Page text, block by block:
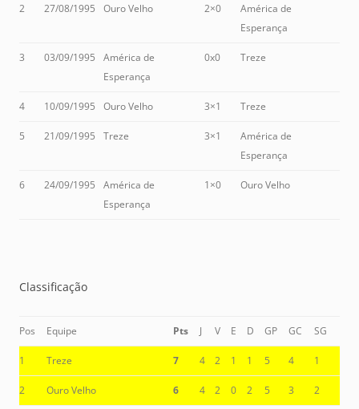
2 27/08/1995 Ouro Velho 2×0
América de
Esperança
3 03/09/1995
América de
Esperança
0x0 Treze
4 10/09/1995 Ouro Velho 3×1 Treze
5 21/09/1995 Treze 3×1
América de
Esperança
6 24/09/1995
América de
Esperança
1×0 Ouro Velho
Classificação
Pos Equipe Pts J V E D GP GC SG
1 Treze 7 4 2 1 1 5 4 1
2 Ouro Velho 6 4 2 0 2 5 3 2